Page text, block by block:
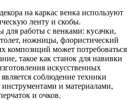
на каркас венка используют
ленту и скобы.
работы с венками: кусачки,
ножницы, флористический
композиций может потребоваться
такое как станок для навивки
искусственных
соблюдение техники
инструментами и материалами,
и очков.